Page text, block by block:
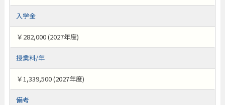
入学金
￥282,000 (2027年度)
授業料/年
￥1,339,500 (2027年度)
備考